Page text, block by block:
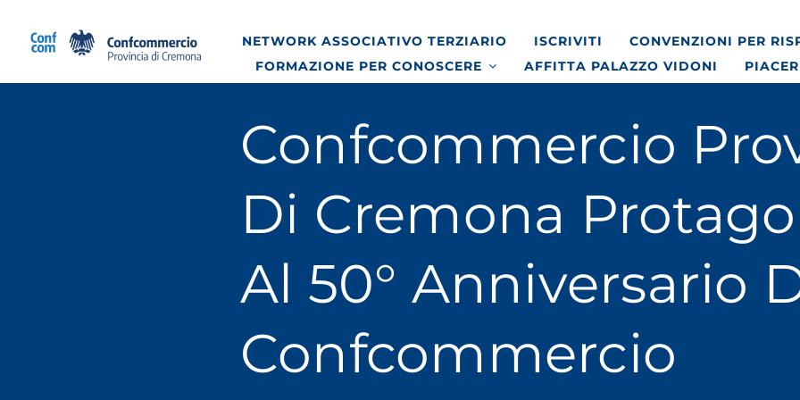
contenuto
NETWORK ASSOCIATIVO TERZIARIO ISCRIVITI
CONVENZIONI PER
FORMAZIONE PER CONOSCERE
AFFITTA PALAZZO VIDONI
Confcommercio
Di Cremona
Al 50° Anniversario
Confcommercio